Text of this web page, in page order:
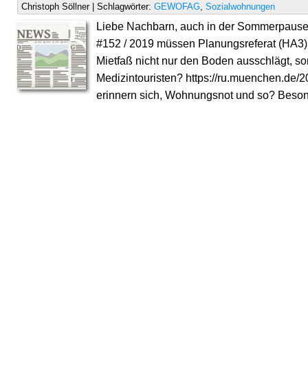
Christoph Söllner | Schlagwörter:GEWOFAG ,Sozialwohnungen
Liebe Nachbarn, auch in der
#152 / 2019 müssen Planungsreferat
Mietfaß nicht nur den Boden ausschlägt,
Medizintouristen? https://
erinnern sich, Wohnungsnot und so?